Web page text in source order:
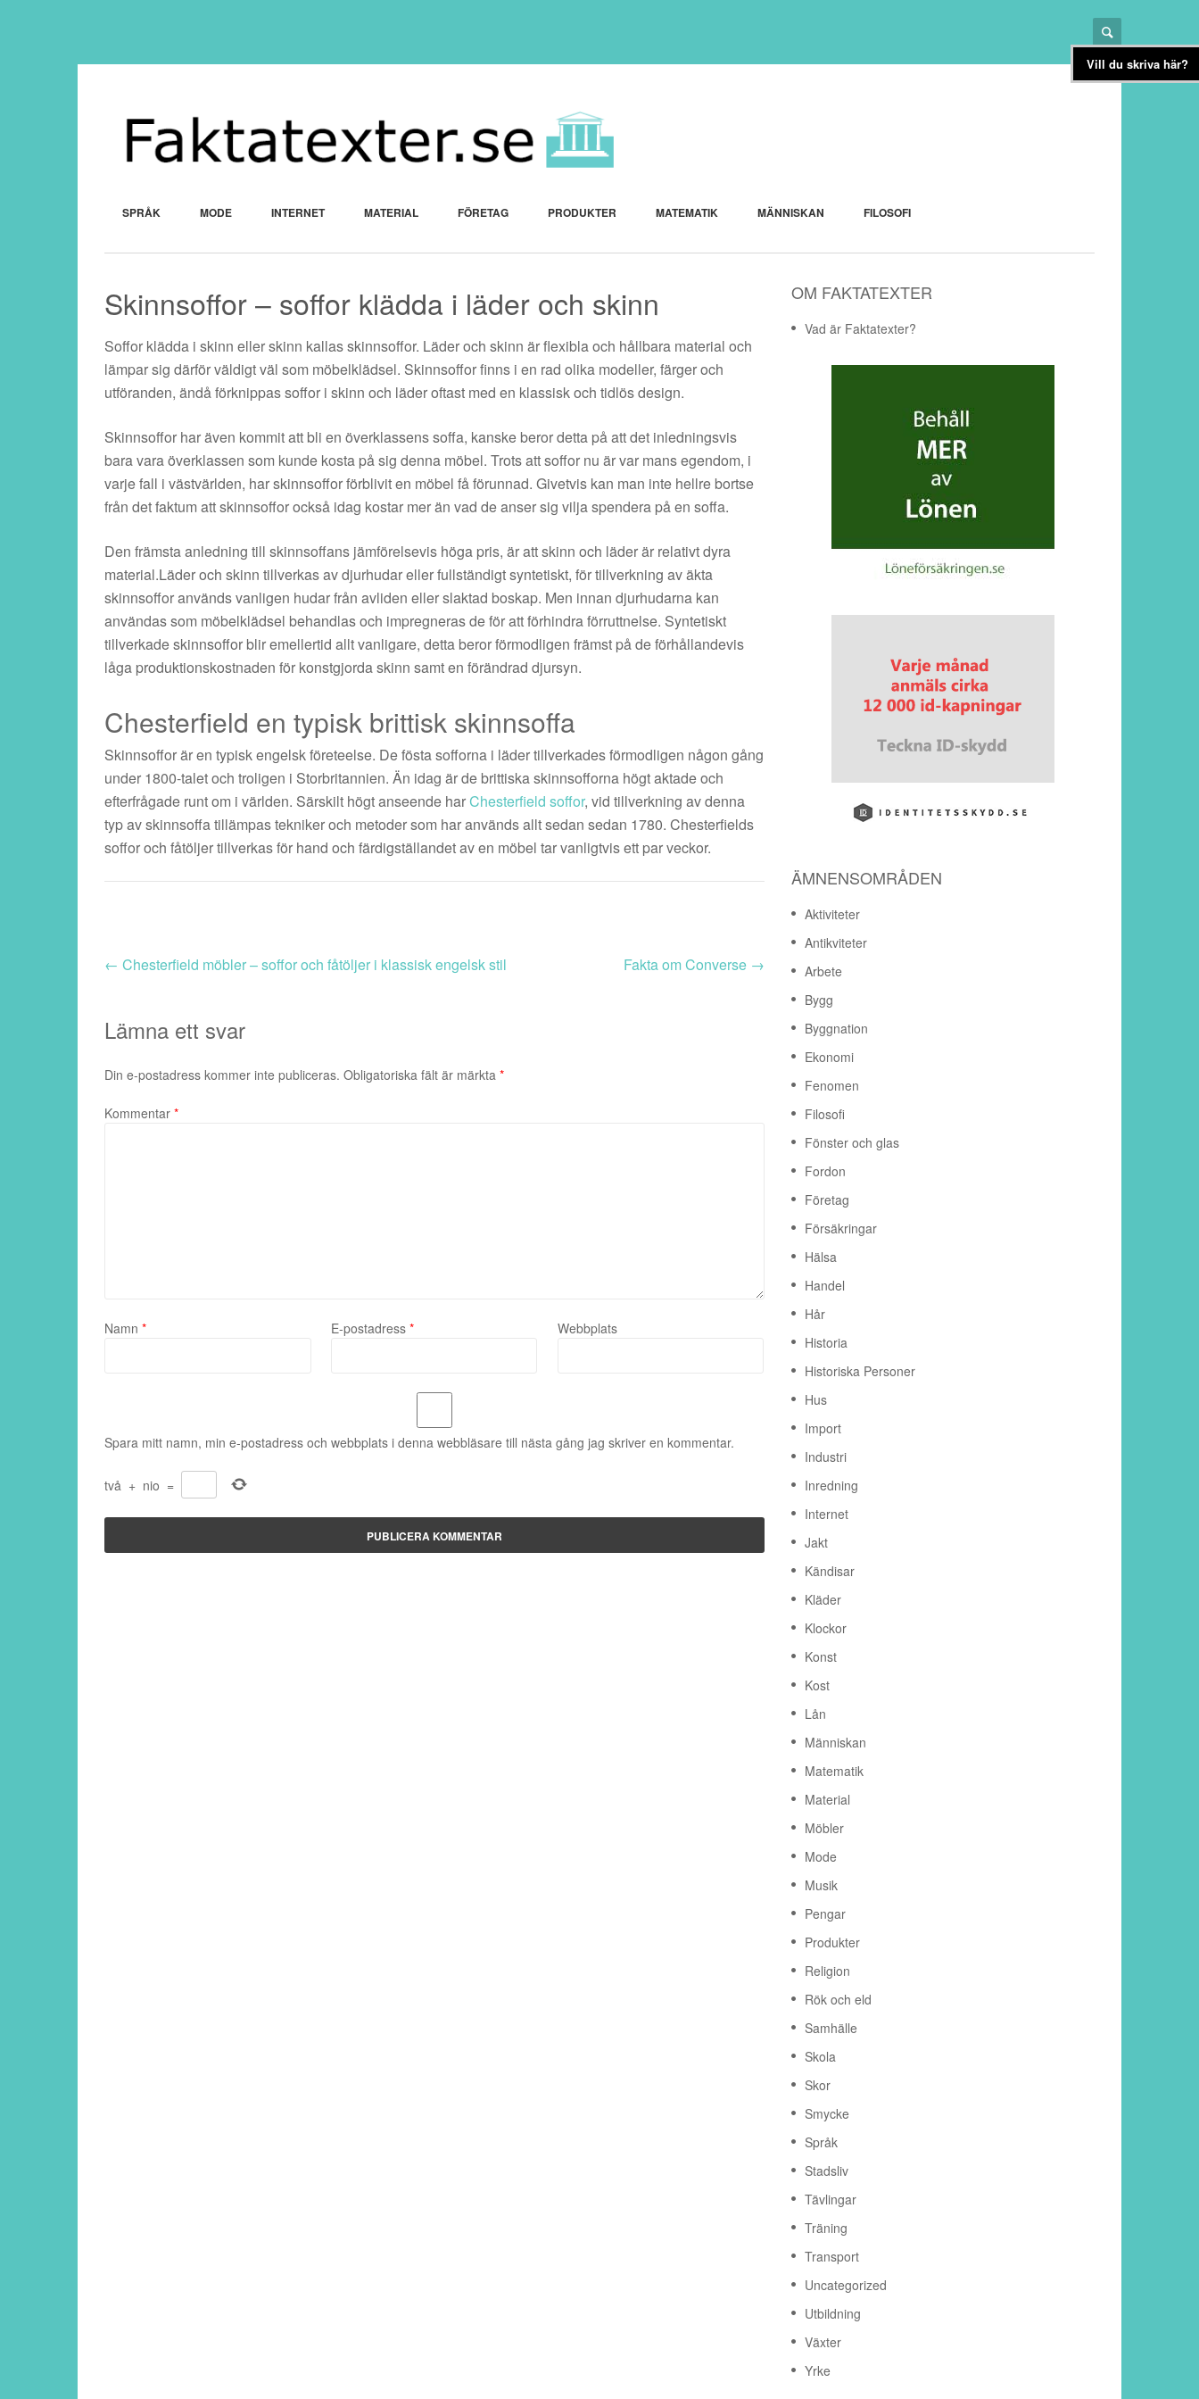
SPRÅK MODE INTERNET MATERIAL FÖRETAG PRODUKTER MATEMATIK MÄNNISKAN FILOSOFI
Skinnsoffor – soffor klädda i läder och skinn
Soffor klädda i skinn eller skinn kallas skinnsoffor. Läder och skinn är flexibla och hållbara material och
lämpar sig därför väldigt väl som möbelklädsel. Skinnsoffor finns i en rad olika modeller, färger och
utföranden, ändå förknippas soffor i skinn och läder oftast med en klassisk och tidlös design.
Skinnsoffor har även kommit att bli en överklassens soffa, kanske beror detta på att det inledningsvis
bara vara överklassen som kunde kosta på sig denna möbel. Trots att soffor nu är var mans egendom, i
varje fall i västvärlden, har skinnsoffor förblivit en möbel få förunnad. Givetvis kan man inte hellre bortse
från det faktum att skinnsoffor också idag kostar mer än vad de anser sig vilja spendera på en soffa.
Den främsta anledning till skinnsoffans jämförelsevis höga pris, är att skinn och läder är relativt dyra
material.Läder och skinn tillverkas av djurhudar eller fullständigt syntetiskt, för tillverkning av äkta
skinnsoffor används vanligen hudar från avliden eller slaktad boskap. Men innan djurhudarna kan
användas som möbelklädsel behandlas och impregneras de för att förhindra förruttnelse. Syntetiskt
tillverkade skinnsoffor blir emellertid allt vanligare, detta beror förmodligen främst på de förhållandevis
låga produktionskostnaden för konstgjorda skinn samt en förändrad djursyn.
Chesterfield en typisk brittisk skinnsoffa
Skinnsoffor är en typisk engelsk företeelse. De fösta sofforna i läder tillverkades förmodligen någon gång
under 1800-talet och troligen i Storbritannien. Än idag är de brittiska skinnsofforna högt aktade och
efterfrågade runt om i världen. Särskilt högt anseende harChesterfield soffor, vid tillverkning av denna
typ av skinnsoffa tillämpas tekniker och metoder som har används allt sedan sedan 1780. Chesterfields
soffor och fåtöljer tillverkas för hand och färdigställandet av en möbel tar vanligtvis ett par veckor.
← Chesterfield möbler – soffor och fåtöljer i klassisk engelsk stil Fakta om Converse →
Lämna ett svar
Din e-postadress kommer inte publiceras. Obligatoriska fält är märkta *
Kommentar *
Namn * E-postadress * Webbplats
Spara mitt namn, min e-postadress och webbplats i denna webbläsare till nästa gång jag skriver en kommentar.
två + nio =
OM FAKTATEXTER
Vad är Faktatexter?
ÄMNENSOMRÅDEN
Aktiviteter
Antikviteter
Arbete
Bygg
Byggnation
Ekonomi
Fenomen
Filosofi
Fönster och glas
Fordon
Företag
Försäkringar
Hälsa
Handel
Hår
Historia
Historiska Personer
Hus
Import
Industri
Inredning
Internet
Jakt
Kändisar
Kläder
Klockor
Konst
Kost
Lån
Människan
Matematik
Material
Möbler
Mode
Musik
Pengar
Produkter
Religion
Rök och eld
Samhälle
Skola
Skor
Smycke
Språk
Stadsliv
Tävlingar
Träning
Transport
Uncategorized
Utbildning
Växter
Yrke
Vill du skriva här?